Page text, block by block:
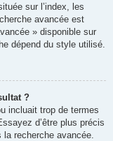
sur l’index, les
avancée est
» disponible sur
dépend du style utilisé.
?
incluait trop de termes
d’être plus précis
recherche avancée.